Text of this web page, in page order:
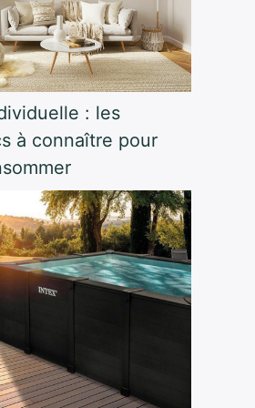
: les
à connaître pour